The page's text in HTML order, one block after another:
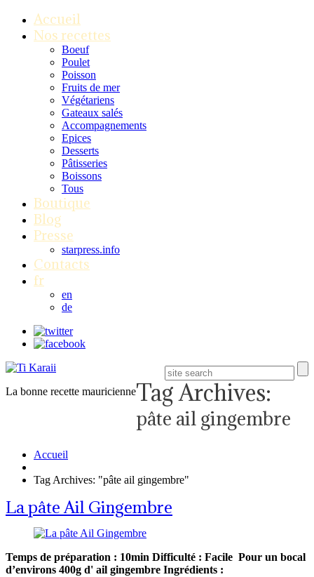
Accueil
Nos recettes
Boeuf
Poulet
Poisson
Fruits de mer
Végétariens
Gateaux salés
Accompagnements
Epices
Desserts
Pâtisseries
Boissons
Tous
Boutique
Blog
Presse
starpress.info
Contacts
fr
en
de
La bonne recette mauricienneTag Archives:
pâte ail gingembre
Accueil
Tag Archives: "pâte ail gingembre"
La pâte Ail Gingembre
Temps de préparation : 10min Difficulté : Facile Pour un bocal
d’environs 400g d' ail gingembre Ingrédients :